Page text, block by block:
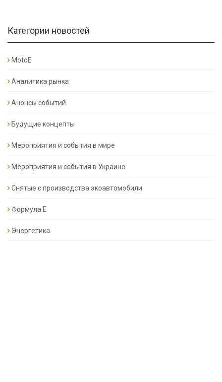
Категории новостей
MotoE
Аналитика рынка
Анонсы событий
Будущие концепты
Мероприятия и события в мире
Мероприятия и события в Украине
Снятые с производства экоавтомобили
Формула Е
Энергетика